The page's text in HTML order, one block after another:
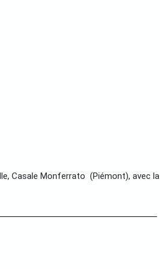
Casale Monferrato (Piémont), avec la